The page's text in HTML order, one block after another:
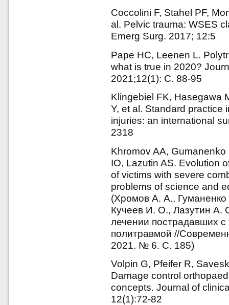
Coccolini F, Stahel PF,
al. Pelvic trauma: WSES
Emerg Surg. 2017; 12:5
Pape HC, Leenen L.
what is true in 2020?
2021;12(1): С. 88-95
Klingebiel FK, Hasegawa
Y, et al. Standard practice
injuries: an international
2318
Khromov AA,
IO, Lazutin AS. Evolution
of victims with severe
problems of science and
(Хромов А. А.,
Кучеев И. О., Лазутин А.
лечении пострадавших
политравмой //
2021. № 6. С. 185)
Volpin G, Pfeifer R,
Damage control
concepts. Journal of
12(1):72-82